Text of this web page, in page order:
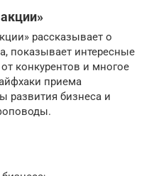
рассказывает о
показывает интересные
конкурентов и многое
приема
развития бизнеса и